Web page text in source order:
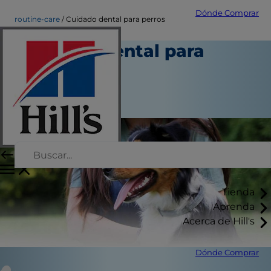
Dónde Comprar
Tienda
Aprenda
Acerca de Hill's
Dónde Comprar
routine-care Cuidado dental para perros
Cuidado dental para
perros
Cuidado diario
Autor del personal